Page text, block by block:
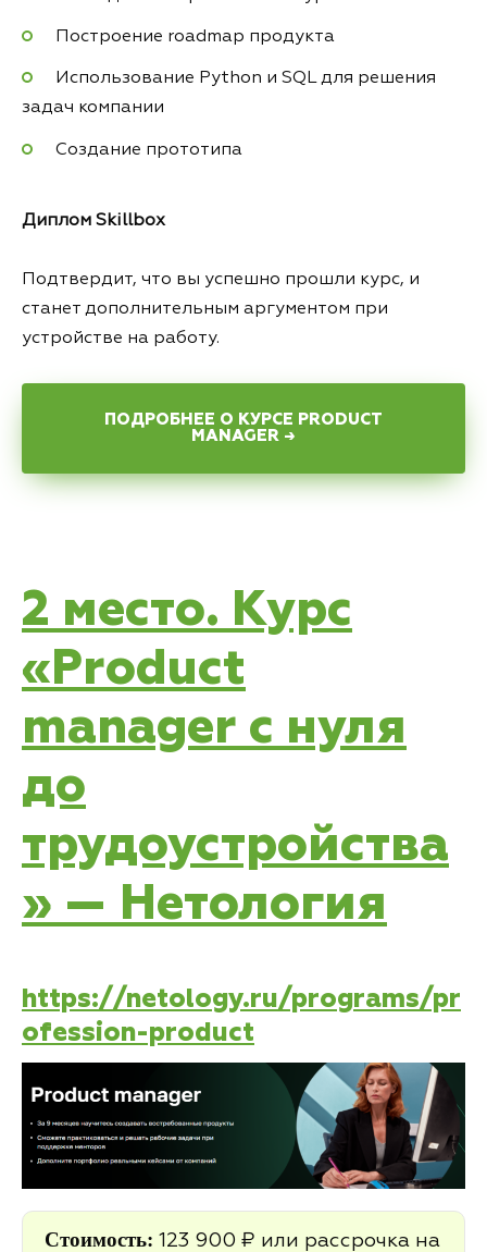
Построение roadmap продукта
Использование Python и SQL для решения
задач компании
Создание прототипа
Диплом Skillbox
Подтвердит, что вы успешно прошли курс, и
станет дополнительным аргументом при
устройстве на работу.
ПОДРОБНЕЕ О КУРСЕ PRODUCT
MANAGER →
2 место. Курс
«Product
manager с нуля
до
трудоустройства
» — Нетология
https://netology.ru/programs/pr
ofession-product
Стоимость: 123 900 ₽ или рассрочка на